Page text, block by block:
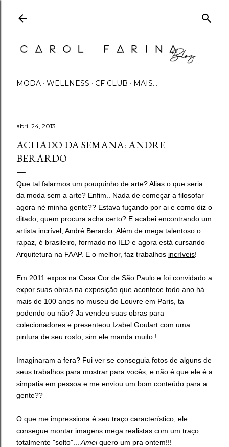
MODA WELLNESS CF CLUB MAIS…
abril 24, 2013
ACHADO DA SEMANA: ANDRE
BERARDO
Que tal falarmos um pouquinho de arte? Alias o que seria
da moda sem a arte? Enfim.. Nada de começar a filosofar
agora né minha gente?? Estava fuçando por ai e como diz o
ditado, quem procura acha certo? E acabei encontrando um
artista incrível, André Berardo. Além de mega talentoso o
rapaz, é brasileiro, formado no IED e agora está cursando
Arquitetura na FAAP. E o melhor, faz trabalhos incríveis!
Em 2011 expos na Casa Cor de São Paulo e foi convidado a
expor suas obras na exposição que acontece todo ano há
mais de 100 anos no museu do Louvre em Paris, ta
podendo ou não? Ja vendeu suas obras para
colecionadores e presenteou Izabel Goulart com uma
pintura de seu rosto, sim ele manda muito !
Imaginaram a fera? Fui ver se conseguia fotos de alguns de
seus trabalhos para mostrar para vocês, e não é que ele é a
simpatia em pessoa e me enviou um bom conteúdo para a
gente??
O que me impressiona é seu traço característico, ele
consegue montar imagens mega realistas com um traço
totalmente "solto"...
Ameiquero um pra ontem!!!